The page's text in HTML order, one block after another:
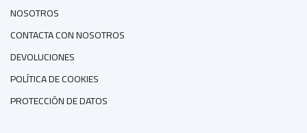
NOSOTROS
CONTACTA CON NOSOTROS
DEVOLUCIONES
POLÍTICA DE COOKIES
PROTECCIÓN DE DATOS